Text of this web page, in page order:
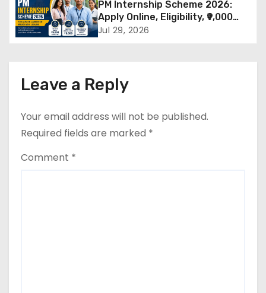
g
o
Documents & Selection Process
PM Internship Scheme 2026:
Apply Online, Eligibility, ₹9,000
Stipend, Benefits, Selection
Jul 29, 2026
Leave a Reply
Your email address will not be published.
Required fields are marked *
Comment *